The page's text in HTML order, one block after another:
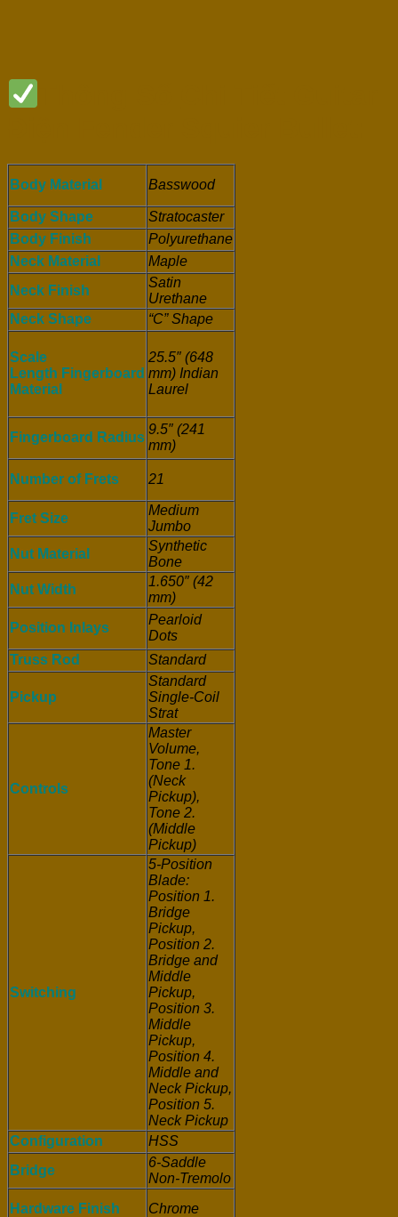
Body Material Basswood
Body Shape
Stratocaster
Body Finish
Polyurethane
Neck Material
Maple
Neck Finish
Satin
Urethane
Neck Shape
“C” Shape
Scale
Length Fingerboard
Material
25.5″ (648
mm) Indian
Laurel
Fingerboard Radius
9.5″ (241
mm)
Number of Frets 21
Fret Size
Medium
Jumbo
Nut Material
Synthetic
Bone
Nut Width
1.650″ (42
mm)
Position Inlays
Pearloid
Dots
Truss Rod
Standard
Pickup
Standard
Single-Coil
Strat
Controls
Master
Volume,
Tone 1.
(Neck
Pickup),
Tone 2.
(Middle
Pickup)
Switching
5-Position
Blade:
Position 1.
Bridge
Pickup,
Position 2.
Bridge and
Middle
Pickup,
Position 3.
Middle
Pickup,
Position 4.
Middle and
Neck Pickup,
Position 5.
Neck Pickup
Configuration
HSS
Bridge
6-Saddle
Non-Tremolo
Hardware Finish
Chrome